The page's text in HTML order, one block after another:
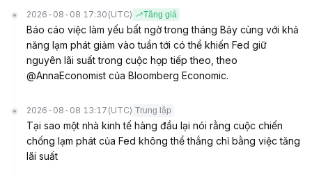
2026-08-08 17:30 (UTC) Tăng giá
Báo cáo việc làm yếu bất ngờ trong tháng Bảy cùng với khả
năng lạm phát giảm vào tuần tới có thể khiến Fed giữ
nguyên lãi suất trong cuộc họp tiếp theo, theo
@AnnaEconomist của Bloomberg Economic.
2026-08-08 13:17 (UTC) Trung lập
Tại sao một nhà kinh tế hàng đầu lại nói rằng cuộc chiến
chống lạm phát của Fed không thể thắng chỉ bằng việc tăng
lãi suất